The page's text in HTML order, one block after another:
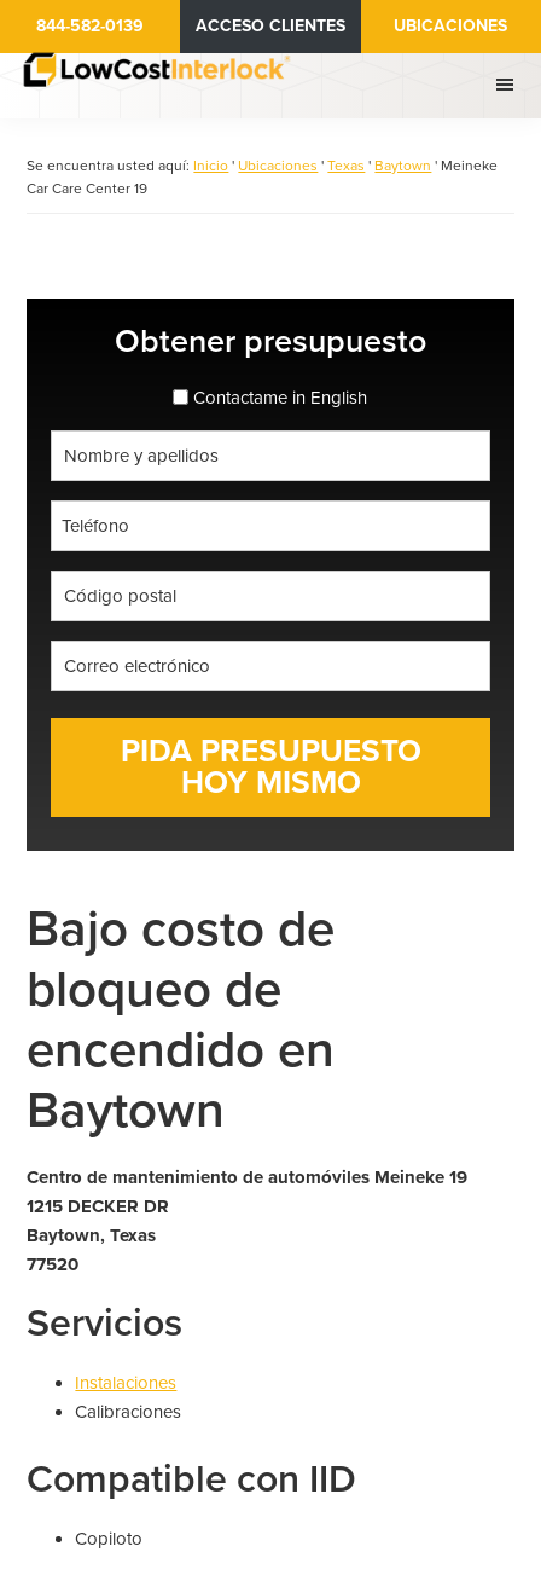
contenido
844-582-0139 ACCESO CLIENTES UBICACIONES
Se encuentra usted aquí: Inicio ' Ubicaciones ' Texas ' Baytown ' Meineke
Car Care Center 19
lateralObtener presupuesto
espanol_espanol
Contactame in English
*
*
Bajo costo de
bloqueo de
encendido en
Baytown
Centro de mantenimiento de automóviles Meineke 19
1215 DECKER DR
Baytown, Texas
77520
Servicios
Instalaciones
Calibraciones
Compatible con IID
Copiloto